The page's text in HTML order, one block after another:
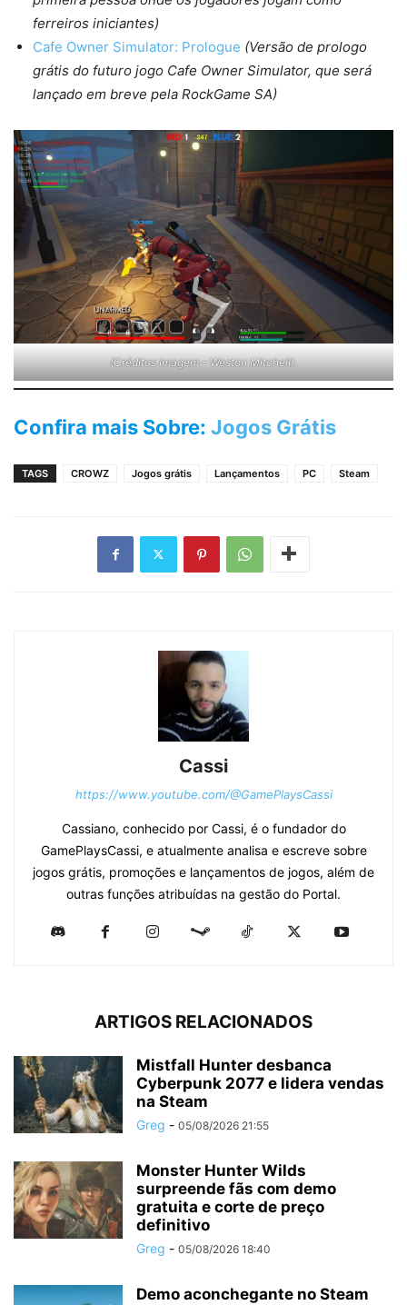
ferreiros iniciantes)
Cafe Owner Simulator: Prologue (Versão de prologo
grátis do futuro jogo Cafe Owner Simulator, que será
lançado em breve pela RockGame SA)
(Créditos Imagem – Weston Mitchell).
Confira mais Sobre: Jogos Grátis
TAGS CROWZ Jogos grátis Lançamentos PC Steam
Cassi
https://www.youtube.com/@GamePlaysCassi
Cassiano, conhecido por Cassi, é o fundador do
GamePlaysCassi, e atualmente analisa e escreve sobre
jogos grátis, promoções e lançamentos de jogos, além de
outras funções atribuídas na gestão do Portal.
ARTIGOS RELACIONADOS
Mistfall Hunter desbanca
Cyberpunk 2077 e lidera vendas
na Steam
Greg - 05/08/2026 21:55
Monster Hunter Wilds
surpreende fãs com demo
gratuita e corte de preço
definitivo
Greg - 05/08/2026 18:40
Demo aconchegante no Steam